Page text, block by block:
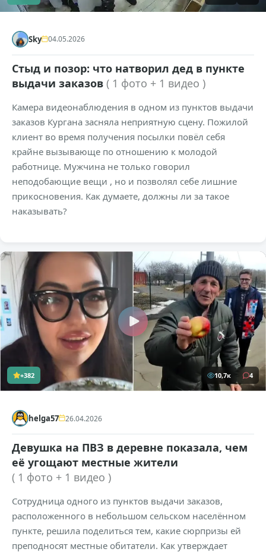
Sky 04.05.2026
Стыд и позор: что натворил дед в пункте
выдачи заказов ( 1 фото + 1 видео )
Камера видеонаблюдения в одном из пунктов выдачи
заказов Кургана засняла неприятную сцену. Пожилой
клиент во время получения посылки повёл себя
крайне вызывающе по отношению к молодой
работнице. Мужчина не только говорил
неподобающие вещи , но и позволял себе лишние
прикосновения. Как думаете, должны ли за такое
наказывать?
+382 10,7к 4
helga57 26.04.2026
Девушка на ПВЗ в деревне показала, чем
её угощают местные жители
( 1 фото + 1 видео )
Сотрудница одного из пунктов выдачи заказов,
расположенного в небольшом сельском населённом
пункте, решила поделиться тем, какие сюрпризы ей
преподносят местные обитатели. Как утверждает